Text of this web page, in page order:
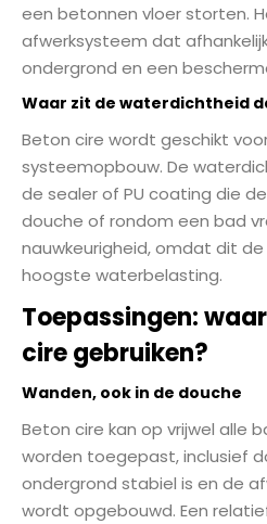
een betonnen vloer storten.
afwerksysteem dat
ondergrond en een
Waar zit de waterdichtheid
Beton cire wordt geschikt
systeemopbouw. De
de sealer of PU coating die
douche of rondom een bad
nauwkeurigheid, omdat dit
hoogste waterbelasting.
Toepassingen:
cire gebruiken?
Wanden, ook in de douche
Beton cire kan op vrijwel alle
worden toegepast, inclusief
ondergrond stabiel is en de
wordt opgebouwd. Een